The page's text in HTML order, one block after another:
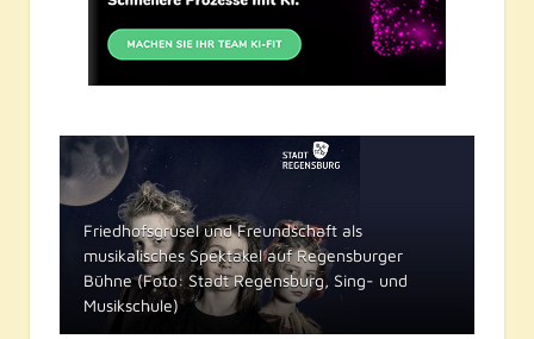
Friedhofsgrusel und Freundschaft als
musikalisches Spektakel auf Regensburger
Bühne (Foto: Stadt Regensburg, Sing- und
Musikschule)